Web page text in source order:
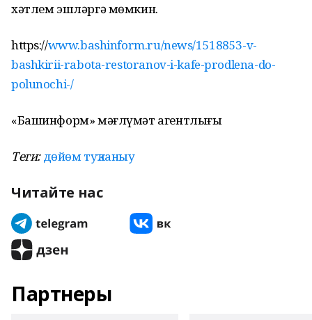
хәтлем эшләргә мөмкин.
https://www.bashinform.ru/news/1518853-v-
bashkirii-rabota-restoranov-i-kafe-prodlena-do-
polunochi-/
«Башинформ» мәғлүмәт агентлығы
Теги: дөйөм туҡланыу
Читайте нас
Партнеры